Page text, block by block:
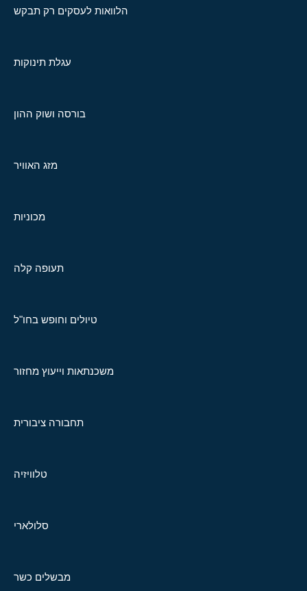
הלוואות לעסקים רק תבקש
עגלת תינוקות
בורסה ושוק ההון
מזג האוויר
מכוניות
תעופה קלה
טיולים וחופש בחו"ל
משכנתאות וייעוץ מחזור
תחבורה ציבורית
טלוויזיה
סלולארי
מבשלים כשר